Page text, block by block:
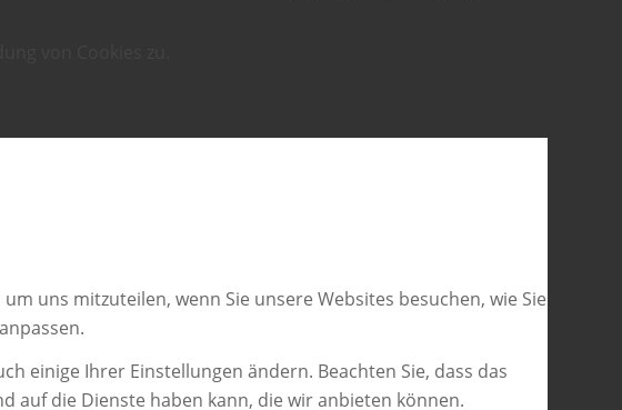
uns mitzuteilen, wenn Sie unsere Websites besuchen, wie Sie
einige Ihrer Einstellungen ändern. Beachten Sie, dass das
auf die Dienste haben kann, die wir anbieten können.